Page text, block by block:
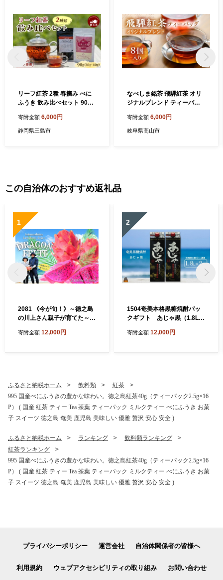
リーフ紅茶 2種 春摘み べに
ふうき 飲み比べセット 90g
農薬不使用 三島の紅茶 リー
フ リーフ茶 紅茶 和紅茶 ティ
寄附金額 6,000円
静岡県三島市
なべしま銘茶 飛騨紅茶 オリ
ジナルブレンド ティーバッ
料 べにふうき 一番茶 ダージ
リン系 奥飛騨温泉 奥飛騨 国
寄附金額 6,000円
岐阜県高山市
この自治体のおすすめ返礼品
1
2081 《今が旬！》～徳之島
の川上さん親子が育てた～ド
（ 果物 フルーツ 旬 フレッシ
寄附金額 12,000円
2
1504奄美本格黒糖焼酎パッ
クギフト あじゃ黒（1.8L×
寄附金額 12,000円
ふるさと納税ホーム 飲料類
紅茶
995 国産べにふうきの豊かな味わい。徳之島紅茶40g（ティーパック2.5g×16
P） ( 国産 紅茶 ティー Tea 茶葉 ティーパック ミルクティー べにふうき お菓
子 スイーツ 徳之島 奄美 鹿児島 美味しい 優雅 贅沢 安心 安全 )
ふるさと納税ホーム ランキング
飲料類ランキング
紅茶ランキング
995 国産べにふうきの豊かな味わい。徳之島紅茶40g（ティーパック2.5g×16
P） ( 国産 紅茶 ティー Tea 茶葉 ティーパック ミルクティー べにふうき お菓
子 スイーツ 徳之島 奄美 鹿児島 美味しい 優雅 贅沢 安心 安全 )
プライバシーポリシー 運営会社 自治体関係者の皆様へ
利用規約 ウェブアクセシビリティの取り組み お問い合わせ